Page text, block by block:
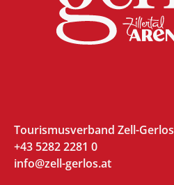
Tourismusverband Zell-Gerlos
+43 5282 2281 0
info@zell-gerlos.at